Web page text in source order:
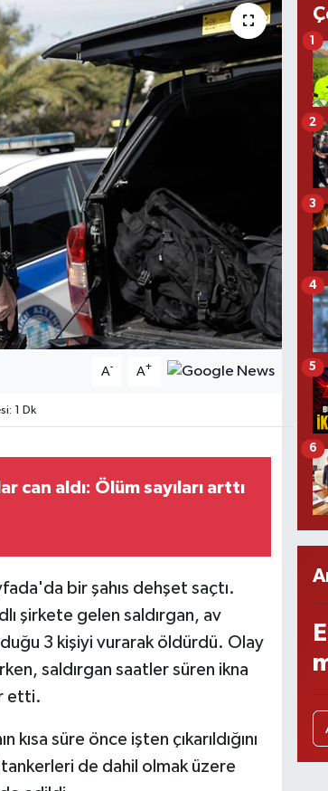
A- A+
1 Dk
can aldı: Ölüm sayıları arttı
bir şahıs dehşet saçtı.
şirkete gelen saldırgan, av
3 kişiyi vurarak öldürdü. Olay
saldırgan saatler süren ikna
etti.
kısa süre önce işten çıkarıldığını
de dahil olmak üzere
1
2
3
4
5
6